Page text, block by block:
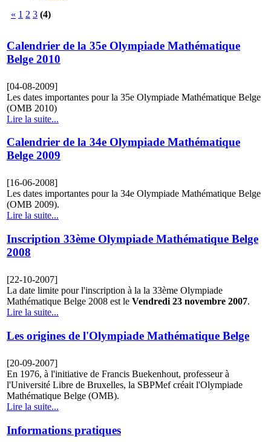
« 1 2 3 (4)
Calendrier de la 35e Olympiade Mathématique
Belge 2010
[04-08-2009]
Les dates importantes pour la 35e Olympiade Mathématique Belge
(OMB 2010)
Lire la suite...
Calendrier de la 34e Olympiade Mathématique
Belge 2009
[16-06-2008]
Les dates importantes pour la 34e Olympiade Mathématique Belge
(OMB 2009).
Lire la suite...
Inscription 33ème Olympiade Mathématique Belge
2008
[22-10-2007]
La date limite pour l'inscription à la la 33ème Olympiade
Mathématique Belge 2008 est le Vendredi 23 novembre 2007.
Lire la suite...
Les origines de l'Olympiade Mathématique Belge
[20-09-2007]
En 1976, à l'initiative de Francis Buekenhout, professeur à
l'Université Libre de Bruxelles, la SBPMef créait l'Olympiade
Mathématique Belge (OMB).
Lire la suite...
Informations pratiques